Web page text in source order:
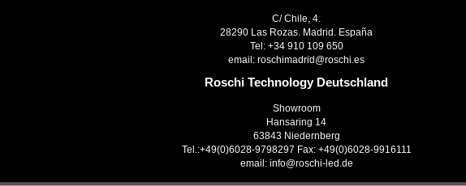
C/ Chile, 4.
28290 Las Rozas. Madrid. España
Tel: +34 910 109 650
email: roschimadrid@roschi.es
Roschi Technology Deutschland
Showroom
Hansaring 14
63843 Niedernberg
Tel.:+49(0)6028-9798297 Fax: +49(0)6028-9916111
email: info@roschi-led.de